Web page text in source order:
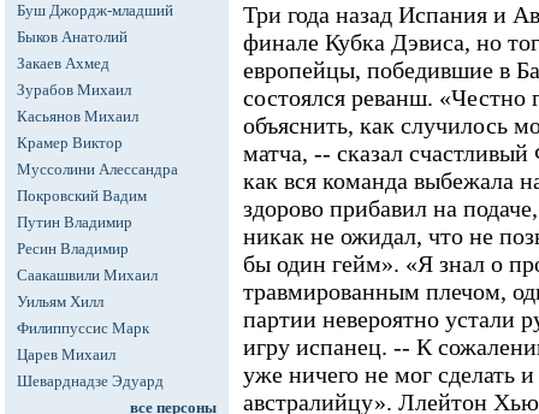
Буш Джордж-младший
Быков Анатолий
Закаев Ахмед
Зурабов Михаил
Касьянов Михаил
Крамер Виктор
Муссолини Алессандра
Покровский Вадим
Путин Владимир
Ресин Владимир
Саакашвили Михаил
Уильям Хилл
Филиппуссис Марк
Царев Михаил
Шеварднадзе Эдуард
все персоны
Три года назад Испания и
финале Кубка Дэвиса, но
европейцы, победившие в
состоялся реванш. «Честно
объяснить, как случилось
матча, -- сказал
как вся команда выбежала
здорово прибавил на
никак не ожидал, что не
бы один гейм». «Я знал о
травмированным плечом,
партии невероятно устали
игру испанец. -- К
уже ничего не мог сделать
австралийцу». Ллейтон